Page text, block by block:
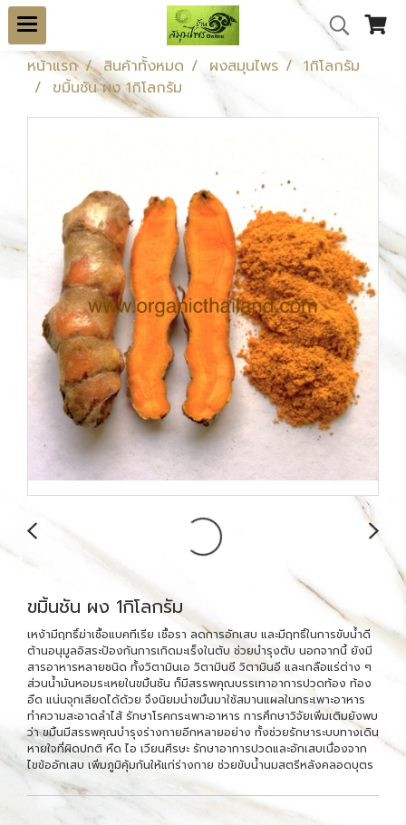
หน้าแรก สินค้าทั้งหมด ผงสมุนไพร
1กิโลกรัม
ขมิ้นชัน ผง 1กิโลกรัม
ขมิ้นชัน ผง 1กิโลกรัม
เหง้ามีฤทธิ์ฆ่าเชื้อแบคทีเรีย เชื้อรา ลดการอักเสบ และมีฤทธิ์ในการขับน้ำดี
ต้านอนุมูลอิสระป้องกันการเกิดมะเร็งในตับ ช่วยบำรุงตับ นอกจากนี้ ยังมี
สารอาหารหลายชนิด ทั้งวิตามินเอ วิตามินซี วิตามินอี และเกลือแร่ต่าง ๆ
ส่วนน้ำมันหอมระเหยในขมิ้นชัน ก็มีสรรพคุณบรรเทาอาการปวดท้อง ท้อง
อืด แน่นจุกเสียดได้ด้วย จึงนิยมนำขมิ้นมาใช้สมานแผลในกระเพาะอาหาร
ทำความสะอาดลำไส้ รักษาโรคกระเพาะอาหาร การศึกษาวิจัยเพิ่มเติมยังพบ
ว่า ขมิ้นมีสรรพคุณบำรุงร่างกายอีกหลายอย่าง ทั้งช่วยรักษาระบบทางเดิน
หายใจที่ผิดปกติ หืด ไอ เวียนศีรษะ รักษาอาการปวดและอักเสบเนื่องจาก
ไขข้ออักเสบ เพิ่มภูมิคุ้มกันให้แก่ร่างกาย ช่วยขับน้ำนมสตรีหลังคลอดบุตร